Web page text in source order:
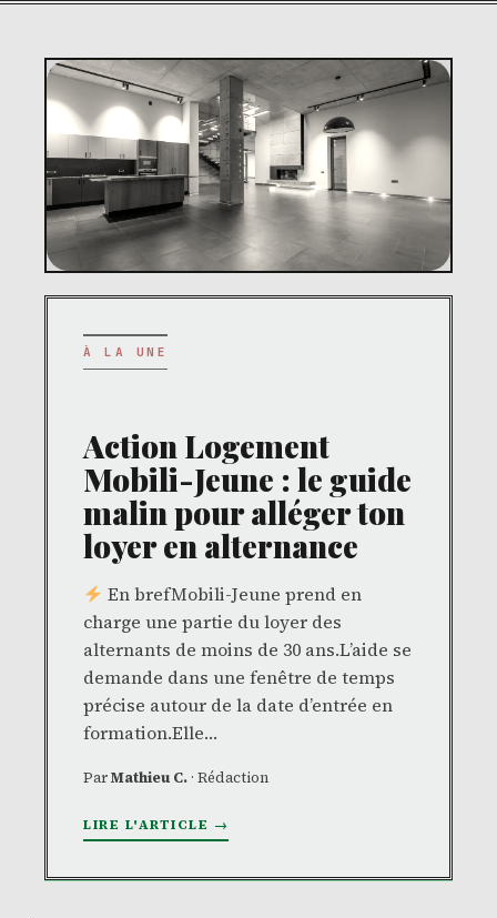
À LA UNE
Action Logement
Mobili-Jeune : le guide
malin pour alléger ton
loyer en alternance
En brefMobili-Jeune prend en
charge une partie du loyer des
alternants de moins de 30 ans.L’aide se
demande dans une fenêtre de temps
précise autour de la date d’entrée en
formation.Elle…
ParMathieu C. · Rédaction
LIRE L'ARTICLE →